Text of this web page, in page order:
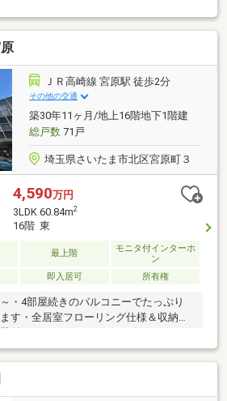
買替え全てをサポート致します■東宝
フターサポート専門のグループ会社。
ー（FP資格）が住まいの問題点や暮ら
します■東宝ハウスフィナンシャル不
住信SBIネット銀行支店。金利と保障
オリジナル提携住宅ローンをお届けし
ンダー東宝ハウス独自開発のライフシ
ソフト。ローン完済までの家計収支を
来のリスクや不安を対策します
ＪＲ高崎線 宮原駅 徒歩2分
その他の交通
築30年11ヶ月/地上16階地下1階建
総戸数71戸
埼玉県さいたま市北区宮原町３
4,590万円
3LDK 60.84m2
16階 東
最上階
モニタ付インターホ
ン
即入居可 所有権
・4部屋続きのバルコニーでたっぷり
す・全居室フローリング仕様＆収納ス
フォームされた室内ですぐの新生活も
セス・高崎線「宮原」駅徒歩2分・ニュ
宮原」駅徒歩11分■成約特典あり・住
セットプレゼント・最大3000円分の